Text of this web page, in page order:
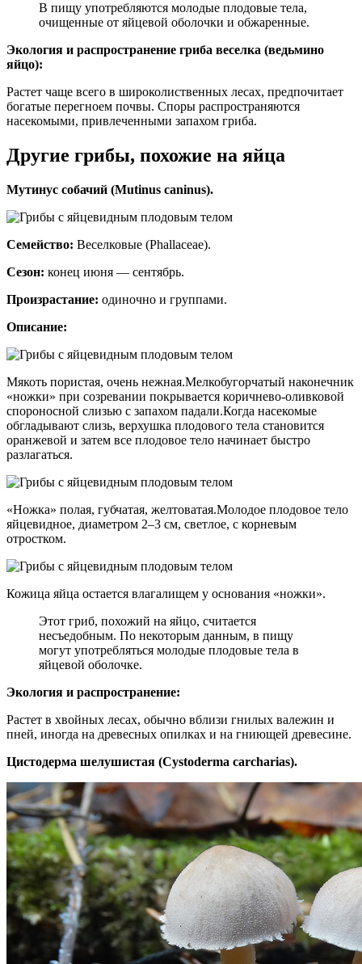
В пищу употребляются молодые плодовые тела,
очищенные от яйцевой оболочки и обжаренные.
Экология и распространение гриба веселка (ведьмино
яйцо):
Растет чаще всего в широколиственных лесах, предпочитает
богатые перегноем почвы. Споры распространяются
насекомыми, привлеченными запахом гриба.
Другие грибы, похожие на яйца
Мутинус собачий (Mutinus caninus).
Семейство: Веселковые (Phallaceae).
Сезон: конец июня — сентябрь.
Произрастание: одиночно и группами.
Описание:
Мякоть пористая, очень нежная.Мелкобугорчатый наконечник
«ножки» при созревании покрывается коричнево-оливковой
спороносной слизью с запахом падали.Когда насекомые
обгладывают слизь, верхушка плодового тела становится
оранжевой и затем все плодовое тело начинает быстро
разлагаться.
«Ножка» полая, губчатая, желтоватая.Молодое плодовое тело
яйцевидное, диаметром 2–3 см, светлое, с корневым
отростком.
Кожица яйца остается влагалищем у основания «ножки».
Этот гриб, похожий на яйцо, считается
несъедобным. По некоторым данным, в пищу
могут употребляться молодые плодовые тела в
яйцевой оболочке.
Экология и распространение:
Растет в хвойных лесах, обычно вблизи гнилых валежин и
пней, иногда на древесных опилках и на гниющей древесине.
Цистодерма шелушистая (Cystoderma carcharias).